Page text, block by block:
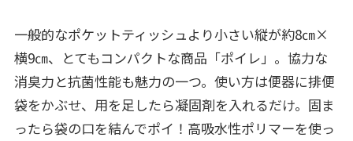
一般的なポケットティッシュより小さい縦が約8㎝×
横9㎝、とてもコンパクトな商品「ポイレ」。協力な
消臭力と抗菌性能も魅力の一つ。使い方は便器に排便
袋をかぶせ、用を足したら凝固剤を入れるだけ。固ま
ったら袋の口を結んでポイ！高吸水性ポリマーを使っ